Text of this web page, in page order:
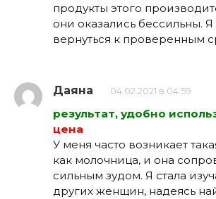
продукты этого
они оказались бессильны.
вернуться к проверенным
Даяна 04.02.2021 в 04:59
результат, удобно
цена
У меня часто возникает
как молочница, и она
сильным зудом. Я стала
других женщин, надеясь